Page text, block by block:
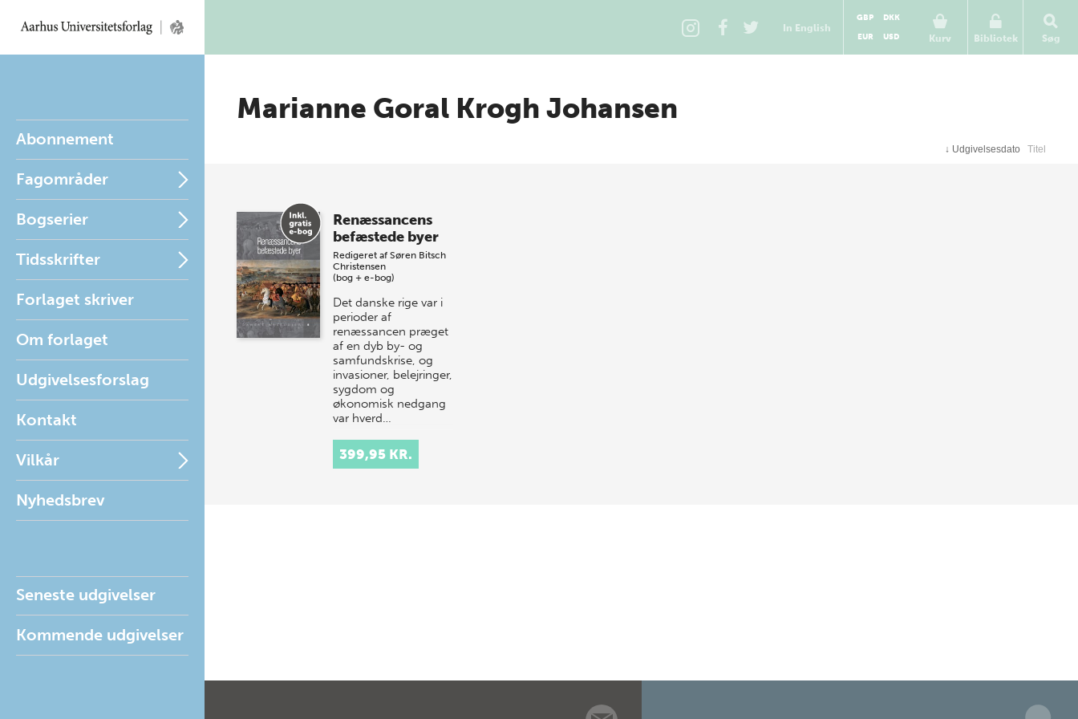
In English
Kurv
GBP
DKK
EUR
USD Bibliotek Søg
Abonnement
Fagområder
Bogserier
Tidsskrifter
Forlaget skriver
Om forlaget
Udgivelsesforslag
Kontakt
Vilkår
Nyhedsbrev
Seneste udgivelser
Kommende udgivelser
Marianne Goral Krogh Johansen
↓ Udgivelsesdato Titel
Renæssancens
befæstede byer
Redigeret af Søren Bitsch
Christensen
(bog + e-bog)
Det danske rige var i
perioder af
renæssancen præget
af en dyb by- og
samfundskrise, og
invasioner, belejringer,
sygdom og
økonomisk nedgang
var hverd…
399,95 KR.